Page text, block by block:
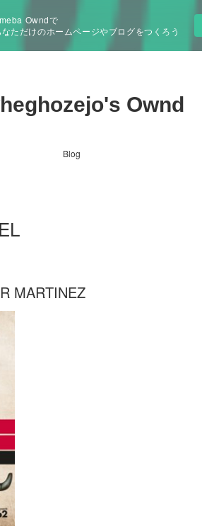
Owndで
なただけのホームページやブログをつくろう
Ownd
Blog
MARTINEZ